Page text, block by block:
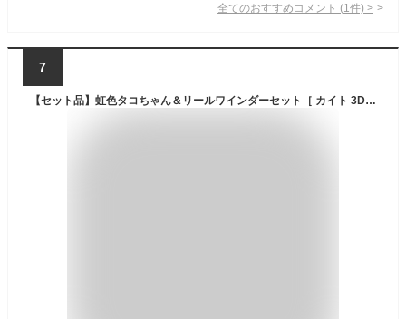
全てのおすすめコメント (1 件) >
7
【セット品】虹色タコちゃん＆リールワインダーセット［ カイト 3D 凧揚げ 凧 揚げ 凧あげ お正月 スポーツ 目立つ 凧糸 リール 池田工業社］【送料無料※北海道・沖縄・離島別途】